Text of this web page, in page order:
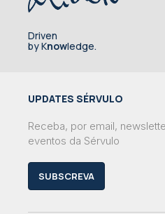
Driven
by Knowledge.
UPDATES SÉRVULO
Receba, por email,
eventos da Sérvulo
SUBSCREVA